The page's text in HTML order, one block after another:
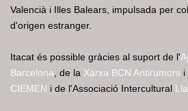
Valencià i Illes Balears, impulsada per
d'origen estranger.
Itacat és possible gràcies al suport de l'
Barcelona , de la Xarxa BCN Antirumors i
CIEMEN i de l'Associació Intercultural